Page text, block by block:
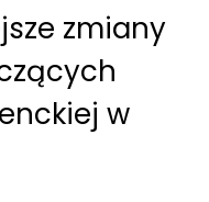
zmiany
w